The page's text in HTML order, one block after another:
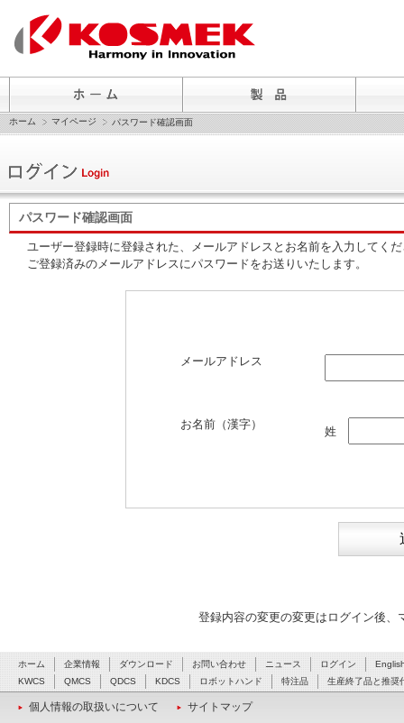
ホーム マイページ パスワード確認画面
パスワード確認画面
ユーザー登録時に登録された、メールアドレスとお名前を入力してく
ご登録済みのメールアドレスにパスワードをお送りいたします。
メールアドレス
お名前（漢字） 姓
登録内容の変更の変更はログイン後
ホーム 企業情報 ダウンロード お問い合わせ ニュース ログイン
KWCS
QMCS QDCS KDCS ロボットハンド 特注品 生産終了品と推奨
個人情報の取扱いについて サイトマップ